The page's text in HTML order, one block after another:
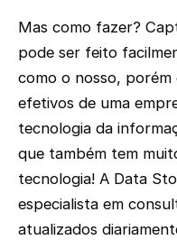
Mas como fazer?
pode ser feito
como o nosso, porém
efetivos de uma
tecnologia da
que também tem
tecnologia! A Data
especialista em
atualizados